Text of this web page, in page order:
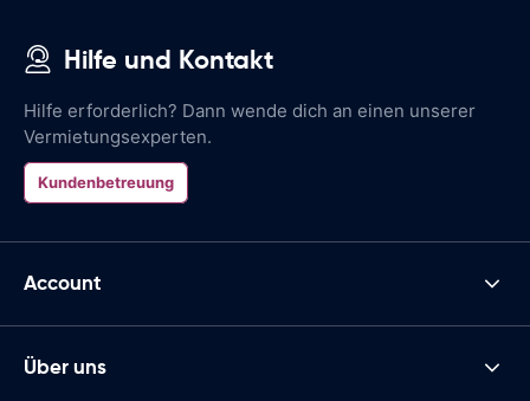
Hilfe und Kontakt
Hilfe erforderlich? Dann wende dich an einen unserer
Vermietungsexperten.
Kundenbetreuung
Account
Über uns